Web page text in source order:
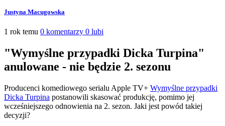
Justyna Macugowska
1 rok temu 0 komentarzy 0 lubi
"Wymyślne przypadki Dicka Turpina"
anulowane - nie będzie 2. sezonu
Producenci komediowego serialu Apple TV+ Wymyślne przypadki
Dicka Turpina postanowili skasować produkcję, pomimo jej
wcześniejszego odnowienia na 2. sezon. Jaki jest powód takiej
decyzji?